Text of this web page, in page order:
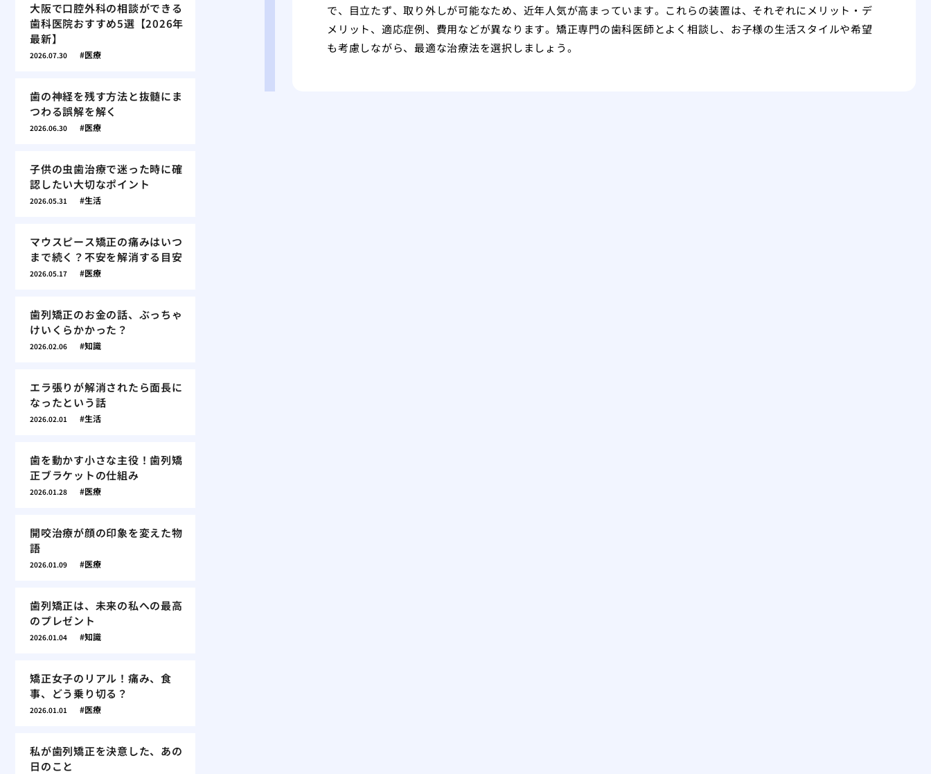
で、目立たず、取り外しが可能なため、近年人気が高まっています。これらの装置は、それぞれにメリット・デ
メリット、適応症例、費用などが異なります。矯正専門の歯科医師とよく相談し、お子様の生活スタイルや希望
も考慮しながら、最適な治療法を選択しましょう。
大阪で口腔外科の相談ができる
歯科医院おすすめ5選【2026年
最新】
2026.07.30 医療
歯の神経を残す方法と抜髄にま
つわる誤解を解く
2026.06.30 医療
子供の虫歯治療で迷った時に確
認したい大切なポイント
2026.05.31 生活
マウスピース矯正の痛みはいつ
まで続く？不安を解消する目安
2026.05.17 医療
歯列矯正のお金の話、ぶっちゃ
けいくらかかった？
2026.02.06 知識
エラ張りが解消されたら面長に
なったという話
2026.02.01 生活
歯を動かす小さな主役！歯列矯
正ブラケットの仕組み
2026.01.28 医療
開咬治療が顔の印象を変えた物
語
2026.01.09 医療
歯列矯正は、未来の私への最高
のプレゼント
2026.01.04 知識
矯正女子のリアル！痛み、食
事、どう乗り切る？
2026.01.01 医療
私が歯列矯正を決意した、あの
日のこと